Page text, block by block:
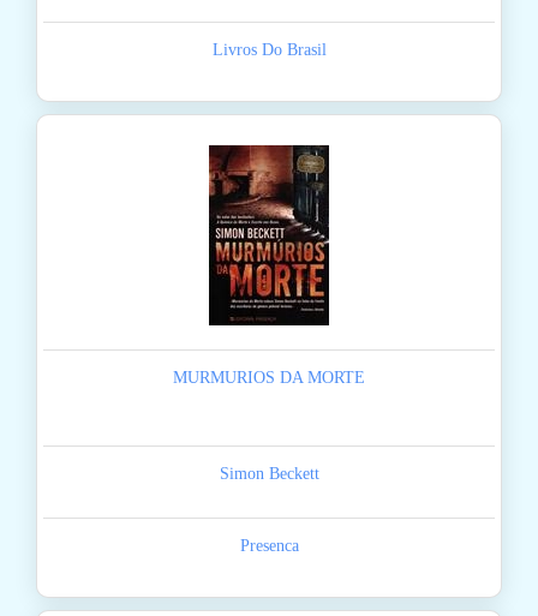
Livros Do Brasil
MURMURIOS DA MORTE
Simon Beckett
Presenca